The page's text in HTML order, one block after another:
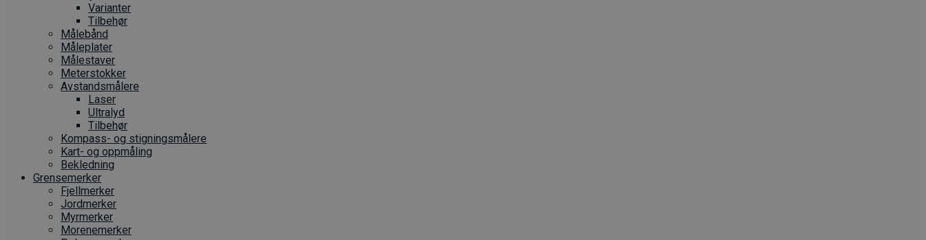
Varianter
Tilbehør
Målebånd
Måleplater
Målestaver
Meterstokker
Avstandsmålere
Laser
Ultralyd
Tilbehør
Kompass- og stigningsmålere
Kart- og oppmåling
Bekledning
Grense­merker
Fjellmerker
Jordmerker
Myrmerker
Morenemerker